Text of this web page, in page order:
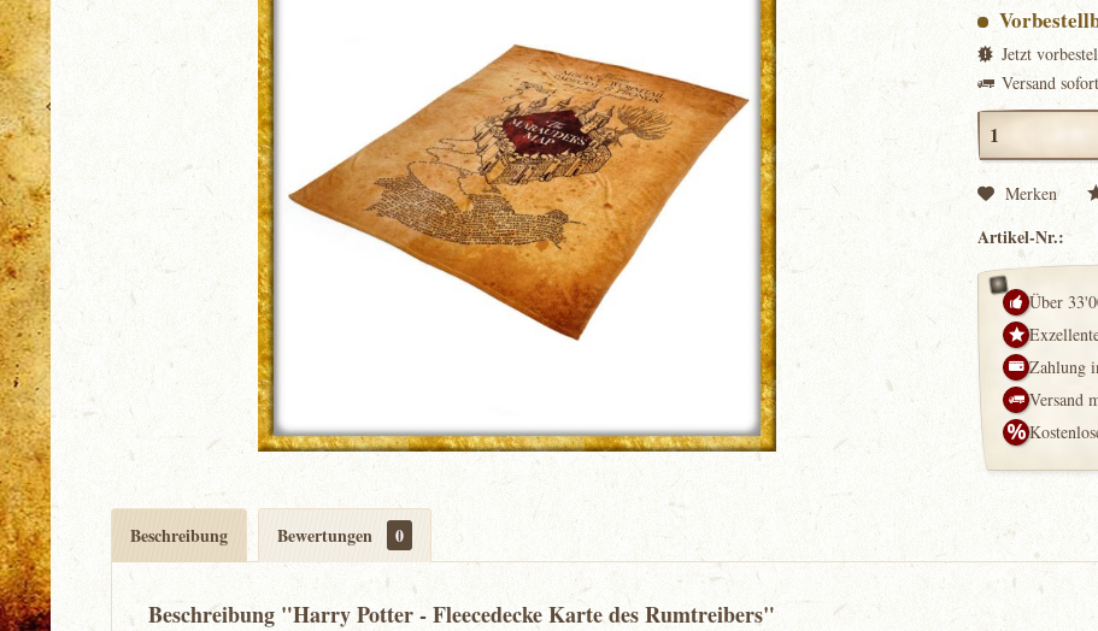
Jetzt
Versand
Merken
Artikel-Nr.:
Über
Zahlung
Versand
Beschreibung Bewertungen 0
Beschreibung "Harry Potter - Fleecedecke Karte des Rumtreibers"